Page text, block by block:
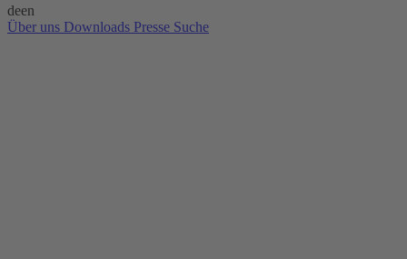
deen
Über uns Downloads Presse Suche